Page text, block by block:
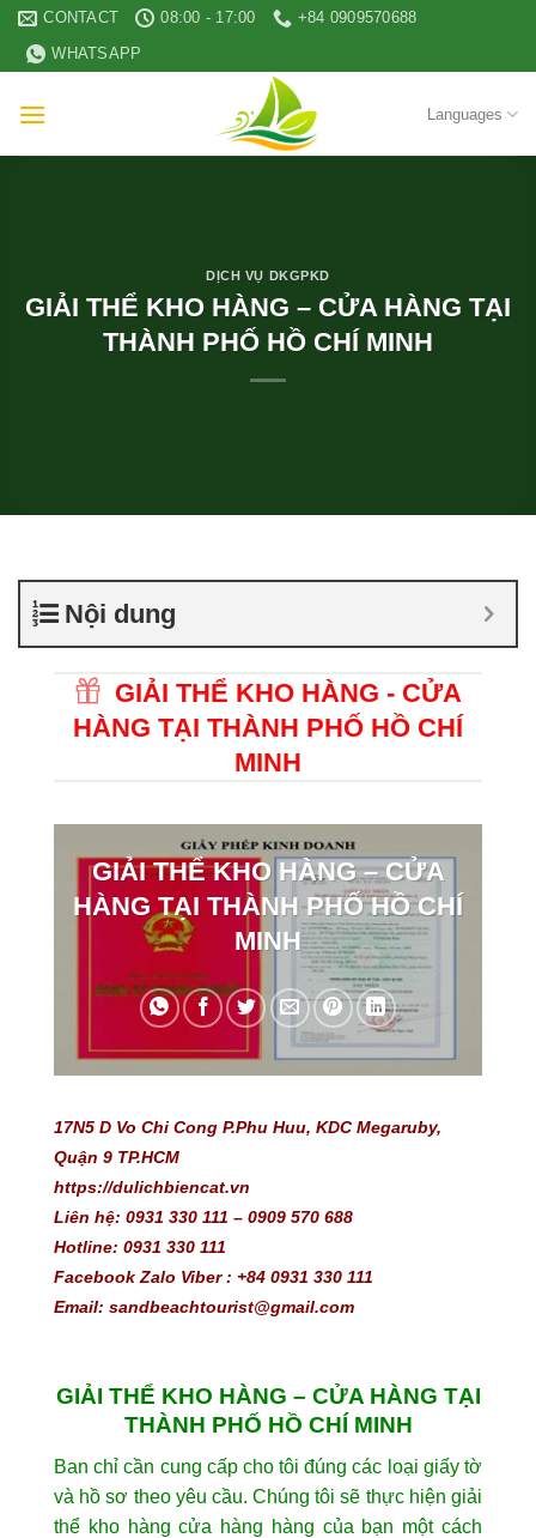
Skip
content
CONTACT 08:00 - 17:00
+84 0909570688
WHATSAPP
Languages
DỊCH VỤ DKGPKD
GIẢI THỂ KHO HÀNG – CỬA HÀNG TẠI
THÀNH PHỐ HỒ CHÍ MINH
Nội dung
GIẢI THỂ KHO HÀNG - CỬA
HÀNG TẠI THÀNH PHỐ HỒ CHÍ
MINH
GIẢI THỂ KHO HÀNG – CỬA
HÀNG TẠI THÀNH PHỐ HỒ CHÍ
MINH
17N5 D Vo Chi Cong P.Phu Huu, KDC Megaruby,
Quận 9 TP.HCM
https://dulichbiencat.vn
Liên hệ: 0931 330 111 – 0909 570 688
Hotline: 0931 330 111
Facebook Zalo Viber : +84 0931 330 111
Email: sandbeachtourist@gmail.com
GIẢI THỂ KHO HÀNG – CỬA HÀNG TẠI
THÀNH PHỐ HỒ CHÍ MINH
Ban chỉ cần cung cấp cho tôi đúng các loại giấy tờ
và hồ sơ theo yêu cầu. Chúng tôi sẽ thực hiện giải
thể kho hàng cửa hàng hàng của bạn một cách